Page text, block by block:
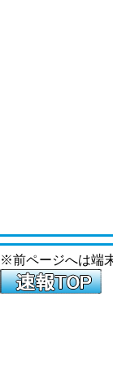
※前ページへは端